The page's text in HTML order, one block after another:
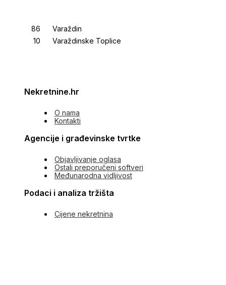
Varaždin
Varaždinske Toplice
Nekretnine.hr
O nama
Kontakti
Agencije i građevinske tvrtke
Objavljivanje oglasa
Ostali preporučeni softveri
Međunarodna vidljivost
Podaci i analiza tržišta
Cijene nekretnina